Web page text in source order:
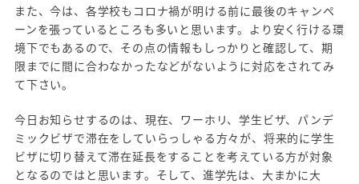
また、今は、各学校もコロナ禍が明ける前に最後のキャンペ
ーンを張っているところも多いと思います。より安く行ける環
境下でもあるので、その点の情報もしっかりと確認して、期
限までに間に合わなかったなどがないように対応をされてみ
て下さい。
今日お知らせするのは、現在、ワーホリ、学生ビザ、パンデ
ミックビザで滞在をしていらっしゃる方々が、将来的に学生
ビザに切り替えて滞在延長をすることを考えている方が対象
となるのではと思います。そして、進学先は、大まかに大